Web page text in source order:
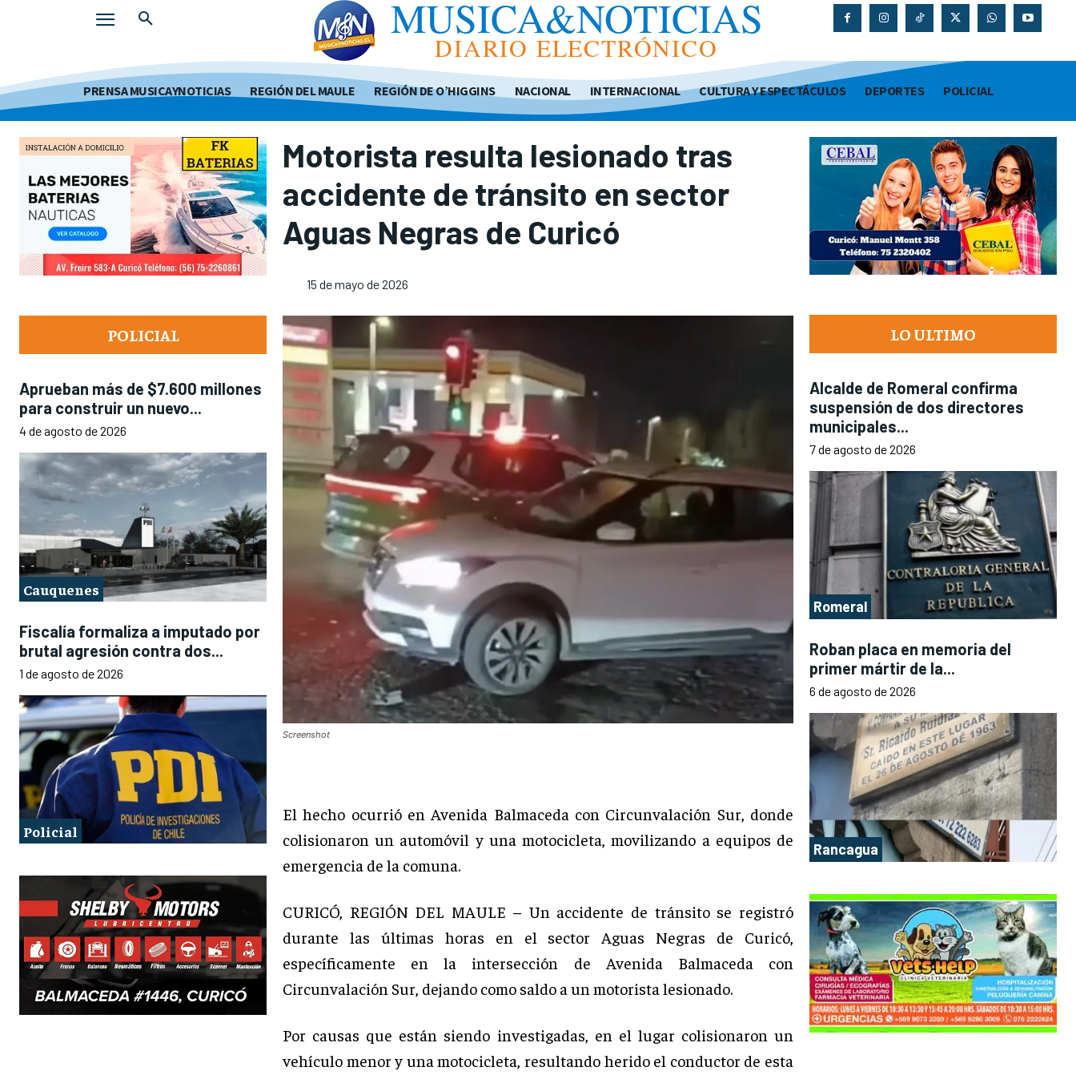
MUSICA&NOTICIAS
DIARIO ELECTRÓNICO
PRENSA MUSICAYNOTICIAS REGIÓN DEL MAULE REGIÓN DE O’HIGGINS NACIONAL INTERNACIONAL CULTURA Y ESPECTÁCULOS DEPORTES POLICIAL
POLICIAL
Aprueban más de $7.600 millones
para construir un nuevo...
4 de agosto de 2026
Cauquenes
Fiscalía formaliza a imputado por
brutal agresión contra dos...
1 de agosto de 2026
Policial
Motorista resulta lesionado tras
accidente de tránsito en sector
Aguas Negras de Curicó
15 de mayo de 2026
Screenshot
El hecho ocurrió en Avenida Balmaceda con Circunvalación Sur, donde
colisionaron un automóvil y una motocicleta, movilizando a equipos de
emergencia de la comuna.
CURICÓ, REGIÓN DEL MAULE – Un accidente de tránsito se registró
durante las últimas horas en el sector Aguas Negras de Curicó,
específicamente en la intersección de Avenida Balmaceda con
Circunvalación Sur, dejando como saldo a un motorista lesionado.
Por causas que están siendo investigadas, en el lugar colisionaron un
vehículo menor y una motocicleta, resultando herido el conductor de esta
LO ULTIMO
Alcalde de Romeral confirma
suspensión de dos directores
municipales...
7 de agosto de 2026
Romeral
Roban placa en memoria del
primer mártir de la...
6 de agosto de 2026
Rancagua